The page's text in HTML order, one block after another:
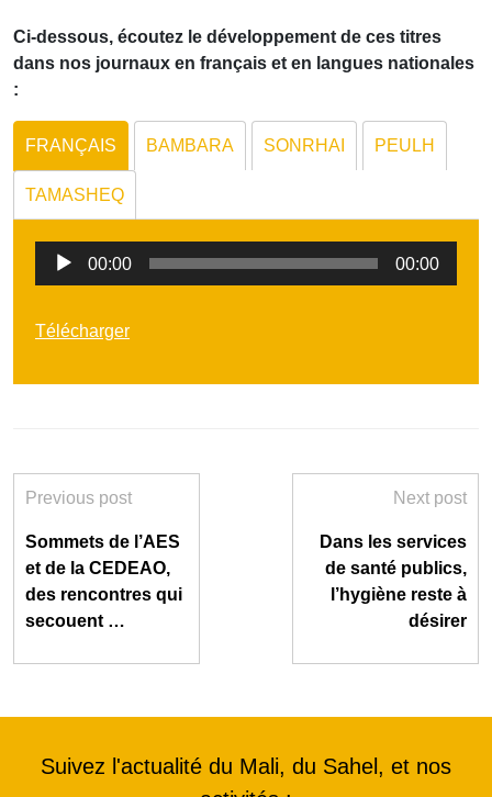
Ci-dessous, écoutez le développement de ces titres
dans nos journaux en français et en langues nationales
:
FRANÇAIS BAMBARA SONRHAI PEULH
TAMASHEQ
Lecteur
00:00 00:00
Télécharger
Previous post
Sommets de l’AES
et de la CEDEAO,
des rencontres qui
secouent …
Next post
Dans les services
de santé publics,
l’hygiène reste à
désirer
Suivez l'actualité du Mali, du Sahel, et nos